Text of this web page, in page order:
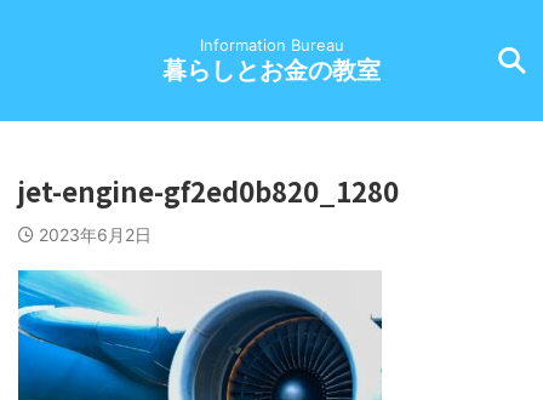
Information Bureau
暮らしとお金の教室
jet-engine-gf2ed0b820_1280
2023年6月2日